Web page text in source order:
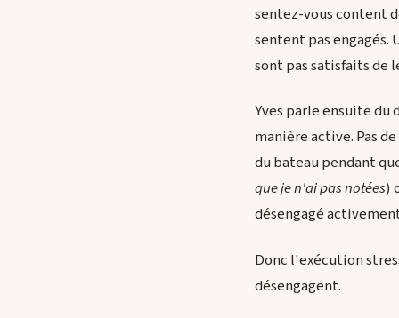
sentez-vous content
sentent pas engagés.
sont pas satisfaits de
Yves parle ensuite
manière active. Pas
du bateau pendant
que je n'ai pas notées)
désengagé
Donc l'exécution
désengagent.